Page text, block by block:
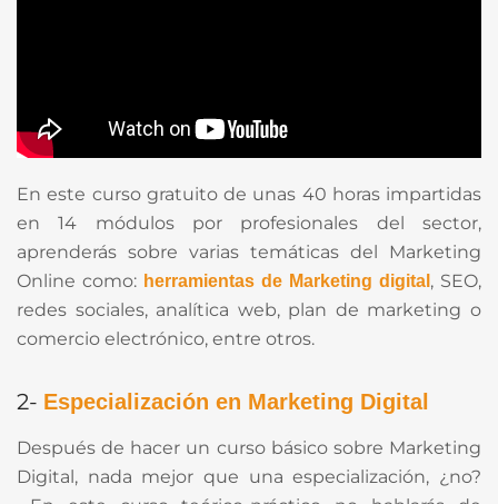
En este curso gratuito de unas 40 horas impartidas
en 14 módulos por profesionales del sector,
aprenderás sobre varias temáticas del Marketing
Online como: herramientas de Marketing digital , SEO,
redes sociales, analítica web, plan de marketing o
comercio electrónico, entre otros.
2- Especialización en Marketing Digital
Después de hacer un curso básico sobre Marketing
Digital, nada mejor que una especialización, ¿no?